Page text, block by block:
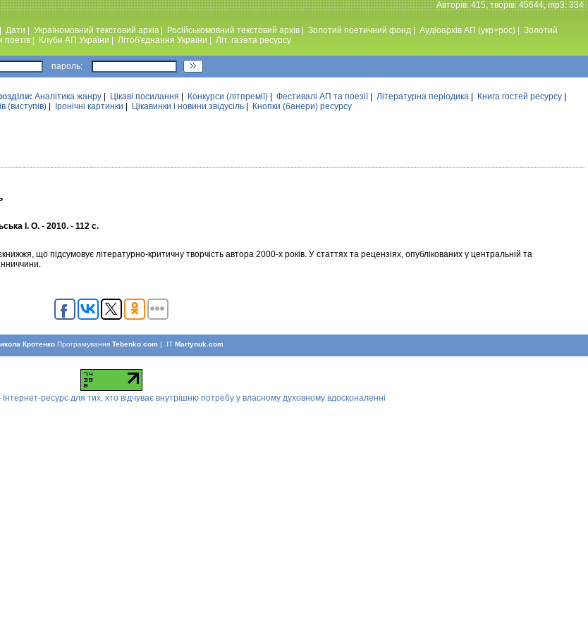
Авторiв: 415, творiв: 45644, mp3: 334
Дати Україномовний текстовий архiв Російськомовний текстовий архів Золотий поетичний фонд Аудiоархiв АП (укр+рос)
Золотий
поетiв Клуби АП України Лiтоб'єднання України Лiт. газета ресурсу
пароль:
Аналiтика жанру Цікаві посилання Конкурси (лiтпремiї) Фестивалi АП та поезiї| Літературна періодика Книга гостей ресурсу
(виступів) Iронiчнi картинки Цікавинки і новини звідусіль Кнопки (банери) ресурсу
І. О. - 2010. - 112 с.
що підсумовує літературно-критичну творчість автора 2000-х років. У статтях та рецензіях, опублікованих у центральній та
КротенкоПрограмування Tebenko.com| IT Martynuk.com
ресурс для тих, хто відчуває внутрішню потребу у власному духовному вдосконаленні